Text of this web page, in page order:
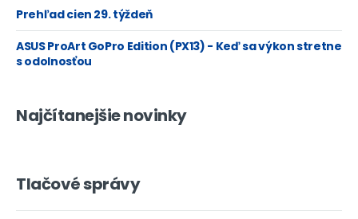
Prehľad cien 29. týždeň
ASUS ProArt GoPro Edition (PX13) - Keď sa výkon stretne
s odolnosťou
Najčítanejšie novinky
Tlačové správy